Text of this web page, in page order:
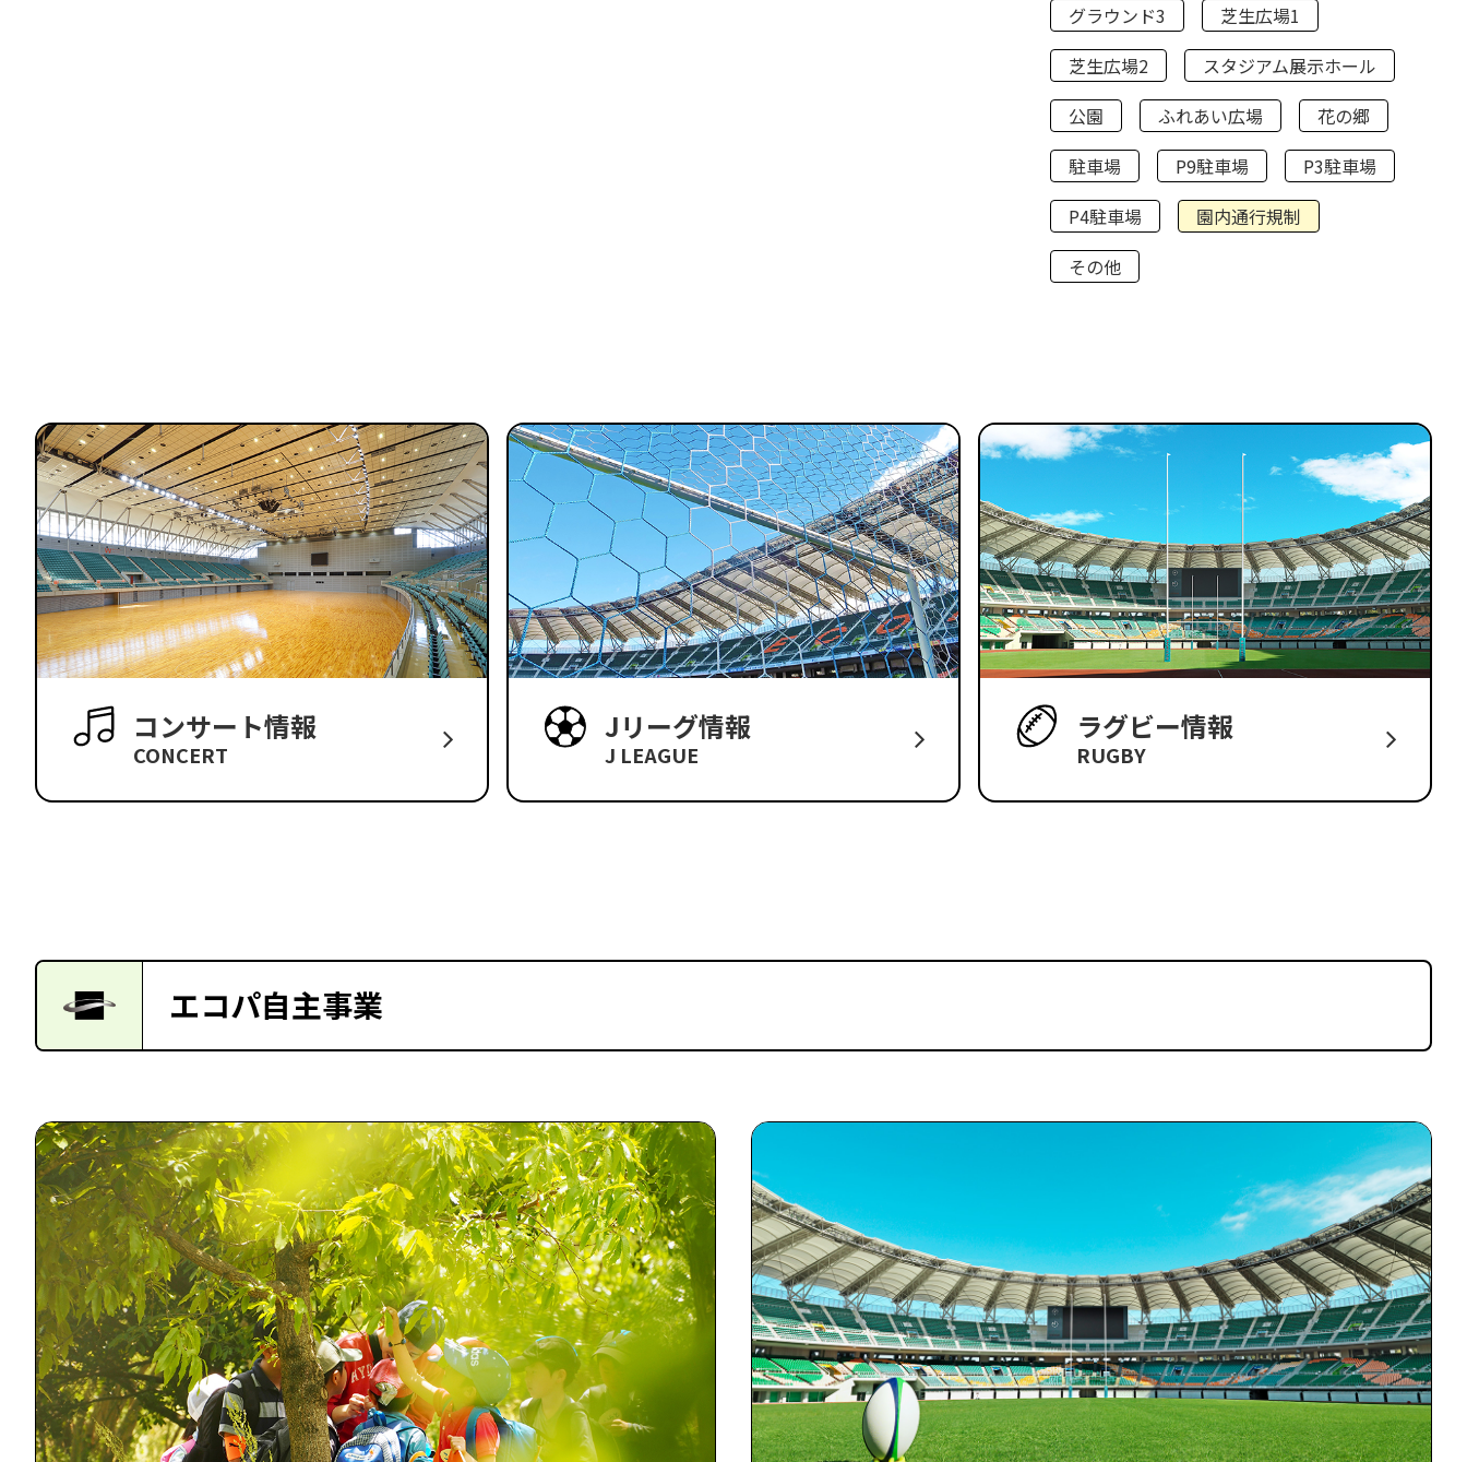
グラウンド3
芝生広場1
芝生広場2
スタジアム展示ホール
公園
ふれあい広場
花の郷
駐車場
P9駐車場
P3駐車場
P4駐車場
園内通行規制
その他
コンサート情報
CONCERT
Jリーグ情報
J LEAGUE
ラグビー情報
RUGBY
エコパ自主事業